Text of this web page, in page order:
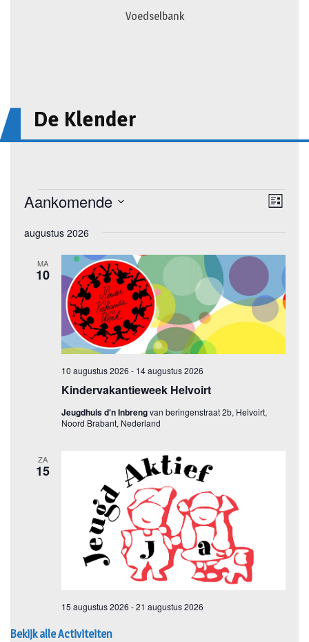
Voedselbank
De Klender
Bekijk alle Activiteiten